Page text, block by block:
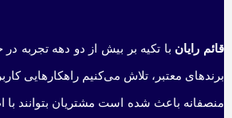
قائم رایان با تکیه بر بیش از دو دهه تجربه
برندهای معتبر، تلاش می‌کنیم راهکارهایی
منصفانه باعث شده است مشتریان بتوانند